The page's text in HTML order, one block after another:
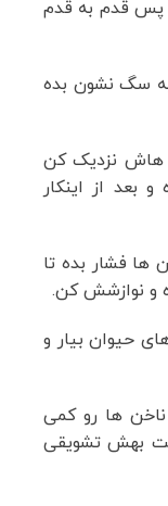
پس قدم به قدم
به سگ نشون بده
هاش نزدیک کن
بعد از اینکار
ها فشار بده تا
و نوازشش کن.
حیوان بیار و
ها رو کمی
بهش تشویقی